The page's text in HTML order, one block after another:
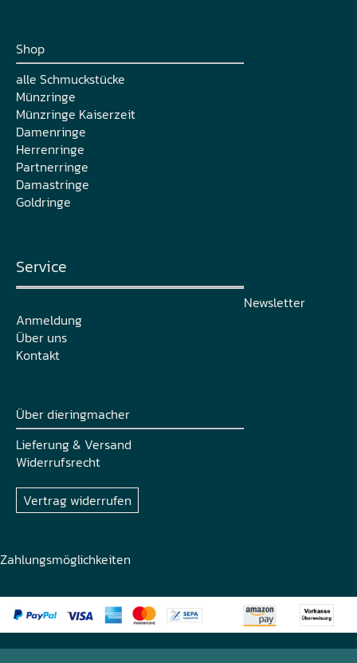
Shop
alle Schmuckstücke
Münzringe
Münzringe Kaiserzeit
Damenringe
Herrenringe
Partnerringe
Damastringe
Goldringe
Service
Newsletter
Anmeldung
Über uns
Kontakt
Über dieringmacher
Lieferung & Versand
Widerrufsrecht
Vertrag widerrufen
Zahlungsmöglichkeiten